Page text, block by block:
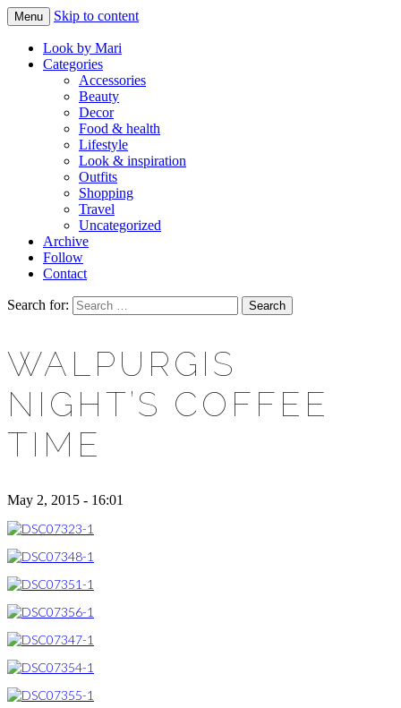
LOOK BY MARI
Makeup & beauty blog
Menu Skip to content
Look by Mari
Categories
Accessories
Beauty
Decor
Food & health
Lifestyle
Look & inspiration
Outfits
Shopping
Travel
Uncategorized
Archive
Follow
Contact
Search for:
WALPURGIS
NIGHT’S COFFEE
TIME
May 2, 2015 - 16:01